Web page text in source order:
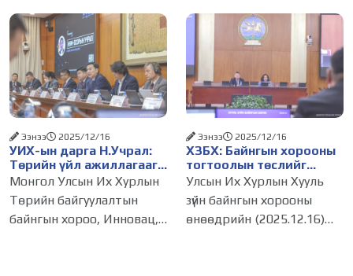
хамтран зохион
байгуулсан “Борхойн
цом-2026” яруу найргийн
15 дахь удаагийн наадам
2026 оны
төсвийн хөрөнгө
оруулалтын эрх шилжүүлсэн
төсөл, арга хэмжээний
талаар хэлэлцэв.
Зөвлөгөөний эхэнд
НЗДТГ-ын Хяналт
УИХ-ын дарга Н.Учрал:
Төрийн үйл ажиллагааг
дахин инженерчлэхдээ
технологийн дэвшил,
хиймэл оюуныг
ашиглахад онцгой
Ээнээ 2025/12/16
Монгол Улсын Их Хурлын
Төрийн байгуулалтын
байнгын хороо, Инновац,
ХЗБХ: Байнгын хорооны
тогтоолын төслийг
баталж, Улсын Ерөнхий
прокурорын орлогчийг
томилох
Ерөнхийлөгчийн саналыг
Ээнээ 2025/12/16
Улсын Их Хурлын Хууль
зүйн байнгын хорооны
өнөөдрийн (2025.12.16)